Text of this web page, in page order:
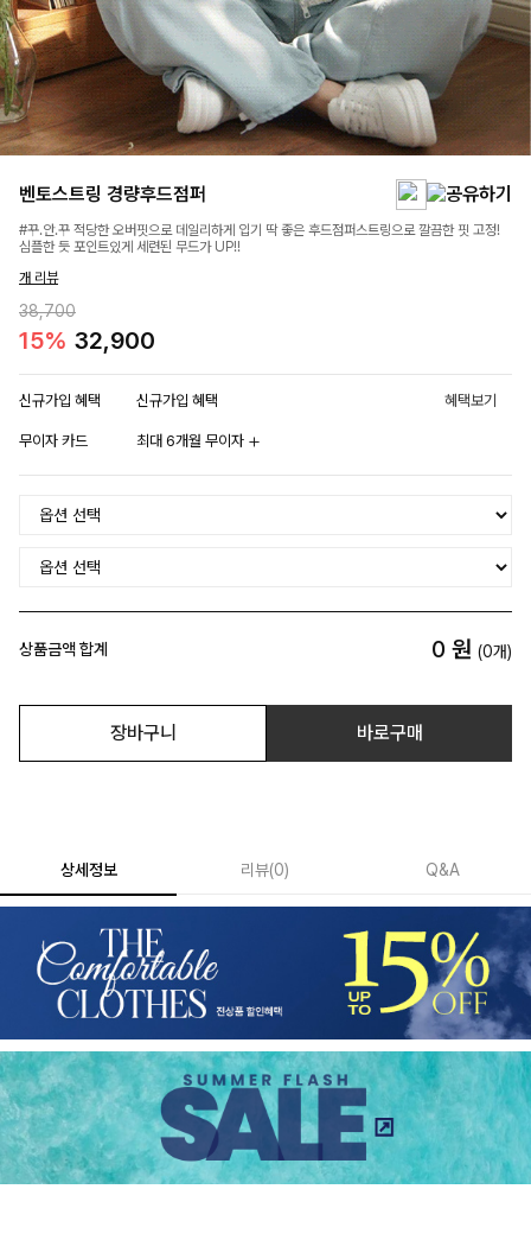
벤토스트링 경량후드점퍼
#꾸.안.꾸 적당한 오버핏으로 데일리하게 입기 딱 좋은 후드점퍼스트링으로 깔끔한 핏 고정!
심플한 듯 포인트있게 세련된 무드가 UP!!
개 리뷰
38,700
15% 32,900
신규가입 혜택 신규가입 혜택 혜택보기
무이자 카드 최대 6개월 무이자
상품금액 합계 0 원 (0개)
장바구니 바로구매
상세정보 리뷰(0) Q&A